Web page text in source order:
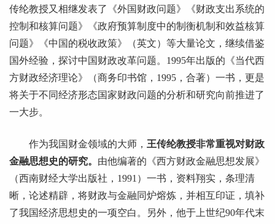
传纶教授又相继发表了《外国财政问题》《财政支出系统的
控制和核算问题》《政府预算制度中的制衡机制和效益核算
问题》《中国的税收政策》（英文）等大量论文，继续借鉴
国外经验，探讨中国财政改革问题。1995年出版的《当代西
方财政经济理论》（商务印书馆，1995，合著）一书，更是
将关于不同经济形态国家财政问题的分析和研究向前推进了
一大步。
作为我国财金领域的大师， 王传纶教授非常重视对财政
金融思想史的研究。 由他编著的《西方财政金融思想发展》
（西南财经大学出版社，1991）一书，资料翔实，条理清
晰，论述精辟，将财政与金融同炉熔炼，并相互印证，填补
了我国经济思想史的一项空白。另外，他于上世纪90年代末